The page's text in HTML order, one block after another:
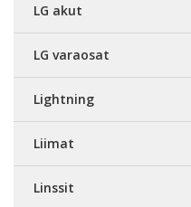
LG akut
LG varaosat
Lightning
Liimat
Linssit